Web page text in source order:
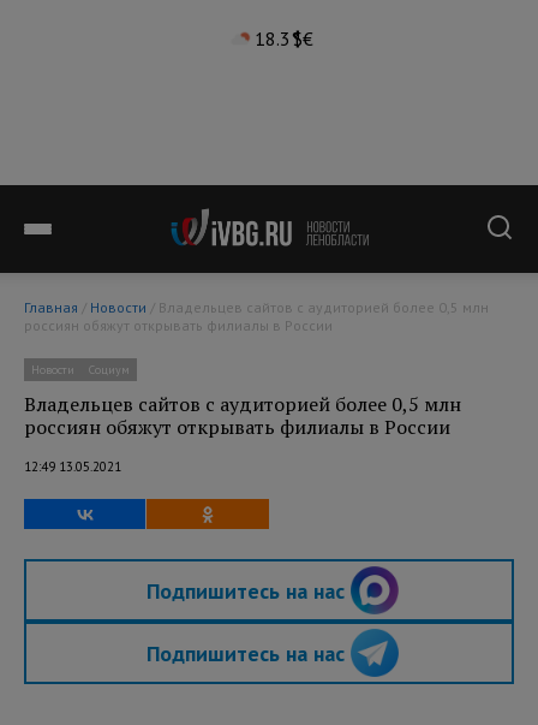
18.3°$€
Главная / Новости
россиян обяжут открывать филиалы в России
Новости Социум
Владельцев сайтов с аудиторией более 0,5 млн
россиян обяжут открывать филиалы в России
12:49 13.05.2021
Подпишитесь на нас
Подпишитесь на нас